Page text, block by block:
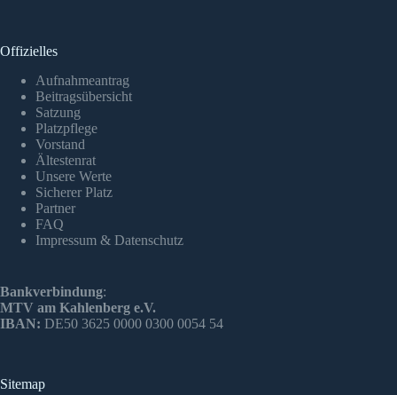
Offizielles
Aufnahmeantrag
Beitragsübersicht
Satzung
Platzpflege
Vorstand
Ältestenrat
Unsere Werte
Sicherer Platz
Partner
FAQ
Impressum & Datenschutz
Bankverbindung:
MTV am Kahlenberg e.V.
IBAN: DE50 3625 0000 0300 0054 54
Sitemap